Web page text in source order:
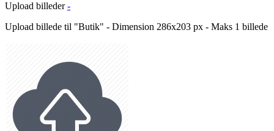
Upload billeder -
Upload billede til "Butik" - Dimension 286x203 px - Maks 1 billede